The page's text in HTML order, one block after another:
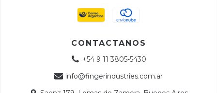
CONTACTANOS
+54 9 11 3805-5430
info@fingerindustries.com.ar